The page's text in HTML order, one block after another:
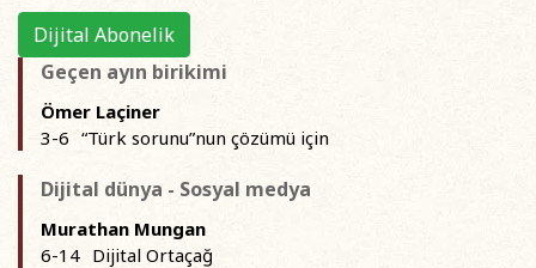
Dijital Abonelik
Geçen ayın birikimi
Ömer Laçiner
3-6 “Türk sorunu”nun çözümü için
Dijital dünya - Sosyal medya
Murathan Mungan
6-14 Dijital Ortaçağ